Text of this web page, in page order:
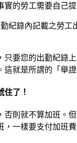
的勞工需要自己
勤紀錄內記載之勞
只要您的出勤紀錄
就是所謂的「舉
住了！
則就不算加班。
一樣要支付加班